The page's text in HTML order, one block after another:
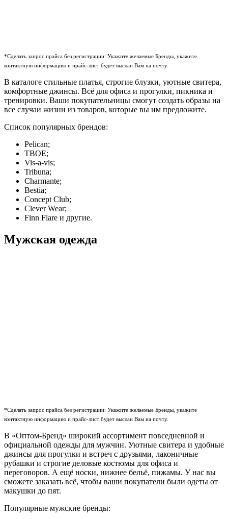
*Сделать запрос прайса без регистрации: Укажите желаемые Бренды, укажите
контактную информацию и прайс-лист будет выслан Вам на почту.
В каталоге стильные платья, строгие блузки, уютные свитера,
комфортные джинсы. Всё для офиса и прогулки, пикника и
тренировки. Ваши покупательницы смогут создать образы на
все случаи жизни из товаров, которые вы им предложите.
Список популярных брендов:
Pelican;
ТВОЕ;
Vis-a-vis;
Tribuna;
Charmante;
Bestia;
Concept Club;
Clever Wear;
Finn Flare и другие.
Мужская одежда
*Сделать запрос прайса без регистрации: Укажите желаемые Бренды, укажите
контактную информацию и прайс-лист будет выслан Вам на почту.
В «Оптом-Бренд» широкий ассортимент повседневной и
официальной одежды для мужчин. Уютные свитера и удобные
джинсы для прогулки и встреч с друзьями, лаконичные
рубашки и строгие деловые костюмы для офиса и
переговоров. А ещё носки, нижнее бельё, пижамы. У нас вы
сможете заказать всё, чтобы ваши покупатели были одеты от
макушки до пят.
Популярные мужские бренды: